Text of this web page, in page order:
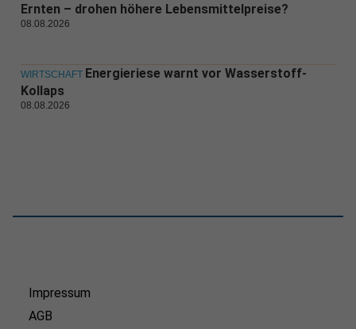
Ernten – drohen höhere Lebensmittelpreise?
08.08.2026
WIRTSCHAFT Energieriese warnt vor Wasserstoff-
Kollaps
08.08.2026
Impressum
AGB